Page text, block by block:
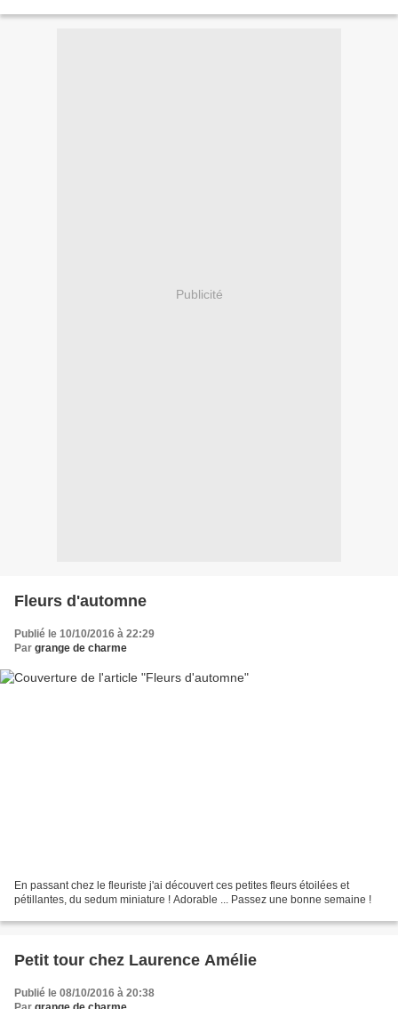
Publicité
Fleurs d'automne
Publié le 10/10/2016 à 22:29
Par grange de charme
En passant chez le fleuriste j'ai découvert ces petites fleurs étoilées et
pétillantes, du sedum miniature ! Adorable ... Passez une bonne semaine !
Petit tour chez Laurence Amélie
Publié le 08/10/2016 à 20:38